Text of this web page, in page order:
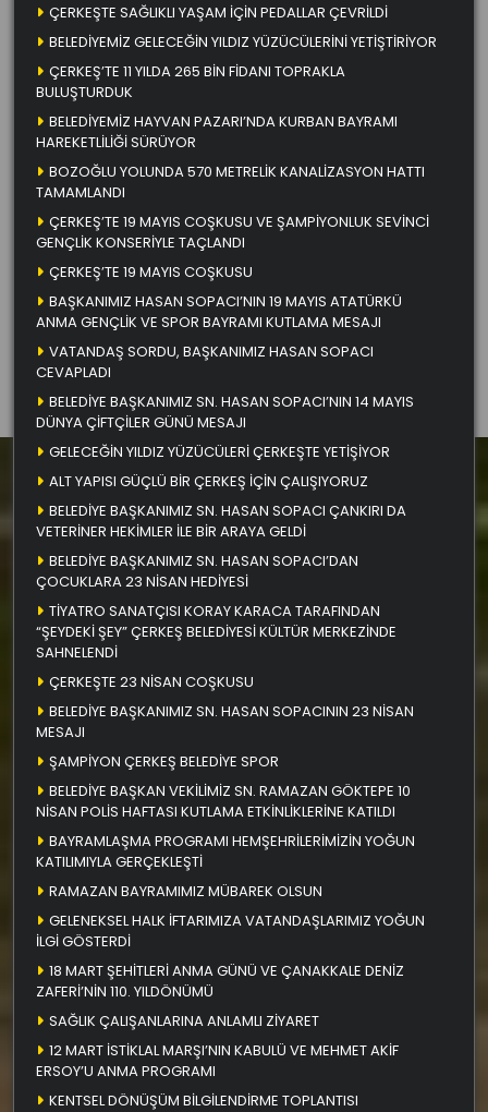
ÇERKEŞTE SAĞLIKLI YAŞAM İÇİN PEDALLAR ÇEVRİLDİ
BELEDİYEMİZ GELECEĞİN YILDIZ YÜZÜCÜLERİNİ YETİŞTİRİYOR
ÇERKEŞ’TE 11 YILDA 265 BİN FİDANI TOPRAKLA
BULUŞTURDUK
BELEDİYEMİZ HAYVAN PAZARI’NDA KURBAN BAYRAMI
HAREKETLİLİĞİ SÜRÜYOR
BOZOĞLU YOLUNDA 570 METRELİK KANALİZASYON HATTI
TAMAMLANDI
ÇERKEŞ’TE 19 MAYIS COŞKUSU VE ŞAMPİYONLUK SEVİNCİ
GENÇLİK KONSERİYLE TAÇLANDI
ÇERKEŞ’TE 19 MAYIS COŞKUSU
BAŞKANIMIZ HASAN SOPACI’NIN 19 MAYIS ATATÜRKÜ
ANMA GENÇLİK VE SPOR BAYRAMI KUTLAMA MESAJI
VATANDAŞ SORDU, BAŞKANIMIZ HASAN SOPACI
CEVAPLADI
BELEDİYE BAŞKANIMIZ SN. HASAN SOPACI’NIN 14 MAYIS
DÜNYA ÇİFTÇİLER GÜNÜ MESAJI
GELECEĞİN YILDIZ YÜZÜCÜLERİ ÇERKEŞTE YETİŞİYOR
ALT YAPISI GÜÇLÜ BİR ÇERKEŞ İÇİN ÇALIŞIYORUZ
BELEDİYE BAŞKANIMIZ SN. HASAN SOPACI ÇANKIRI DA
VETERİNER HEKİMLER İLE BİR ARAYA GELDİ
BELEDİYE BAŞKANIMIZ SN. HASAN SOPACI’DAN
ÇOCUKLARA 23 NİSAN HEDİYESİ
TİYATRO SANATÇISI KORAY KARACA TARAFINDAN
“ŞEYDEKİ ŞEY” ÇERKEŞ BELEDİYESİ KÜLTÜR MERKEZİNDE
SAHNELENDİ
ÇERKEŞTE 23 NİSAN COŞKUSU
BELEDİYE BAŞKANIMIZ SN. HASAN SOPACININ 23 NİSAN
MESAJI
ŞAMPİYON ÇERKEŞ BELEDİYE SPOR
BELEDİYE BAŞKAN VEKİLİMİZ SN. RAMAZAN GÖKTEPE 10
NİSAN POLİS HAFTASI KUTLAMA ETKİNLİKLERİNE KATILDI
BAYRAMLAŞMA PROGRAMI HEMŞEHRİLERİMİZİN YOĞUN
KATILIMIYLA GERÇEKLEŞTİ
RAMAZAN BAYRAMIMIZ MÜBAREK OLSUN
GELENEKSEL HALK İFTARIMIZA VATANDAŞLARIMIZ YOĞUN
İLGİ GÖSTERDİ
18 MART ŞEHİTLERİ ANMA GÜNÜ VE ÇANAKKALE DENİZ
ZAFERİ’NİN 110. YILDÖNÜMÜ
SAĞLIK ÇALIŞANLARINA ANLAMLI ZİYARET
12 MART İSTİKLAL MARŞI’NIN KABULÜ VE MEHMET AKİF
ERSOY’U ANMA PROGRAMI
KENTSEL DÖNÜŞÜM BİLGİLENDİRME TOPLANTISI